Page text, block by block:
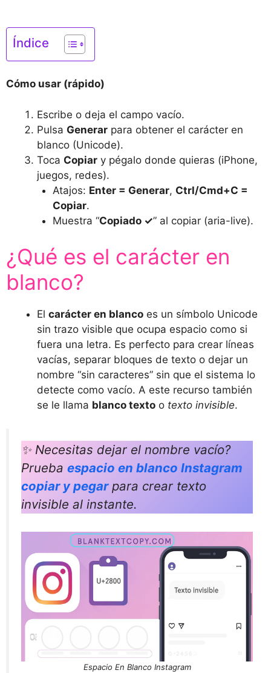
Índice
Cómo usar (rápido)
Escribe o deja el campo vacío.
Pulsa Generar para obtener el carácter en
blanco (Unicode).
Toca Copiar y pégalo donde quieras (iPhone,
juegos, redes).
Atajos: Enter = Generar, Ctrl/Cmd+C =
Copiar.
Muestra “Copiado ✓” al copiar (aria-live).
¿Qué es el carácter en
blanco?
El carácter en blanco es un símbolo Unicode
sin trazo visible que ocupa espacio como si
fuera una letra. Es perfecto para crear líneas
vacías, separar bloques de texto o dejar un
nombre “sin caracteres” sin que el sistema lo
detecte como vacío. A este recurso también
se le llama blanco texto o texto invisible.
✨ Necesitas dejar el nombre vacío?
Prueba espacio en blanco Instagram
copiar y pegarpara crear texto
invisible al instante.
Espacio En Blanco Instagram